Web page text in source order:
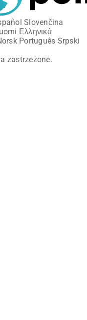
Slovenčina
Ελληνικά
Português Srpski
zastrzeżone.